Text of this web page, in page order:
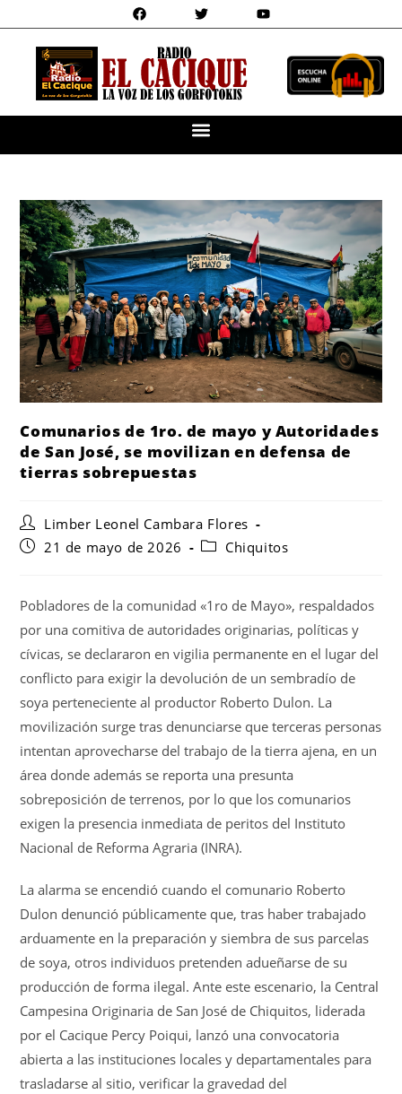
Comunarios de 1ro. de mayo y Autoridades
de San José, se movilizan en defensa de
tierras sobrepuestas
Limber Leonel Cambara Flores
21 de mayo de 2026
Chiquitos
Pobladores de la comunidad «1ro de Mayo», respaldados
por una comitiva de autoridades originarias, políticas y
cívicas, se declararon en vigilia permanente en el lugar del
conflicto para exigir la devolución de un sembradío de
soya perteneciente al productor Roberto Dulon. La
movilización surge tras denunciarse que terceras personas
intentan aprovecharse del trabajo de la tierra ajena, en un
área donde además se reporta una presunta
sobreposición de terrenos, por lo que los comunarios
exigen la presencia inmediata de peritos del Instituto
Nacional de Reforma Agraria (INRA).
La alarma se encendió cuando el comunario Roberto
Dulon denunció públicamente que, tras haber trabajado
arduamente en la preparación y siembra de sus parcelas
de soya, otros individuos pretenden adueñarse de su
producción de forma ilegal. Ante este escenario, la Central
Campesina Originaria de San José de Chiquitos, liderada
por el Cacique Percy Poiqui, lanzó una convocatoria
abierta a las instituciones locales y departamentales para
trasladarse al sitio, verificar la gravedad del